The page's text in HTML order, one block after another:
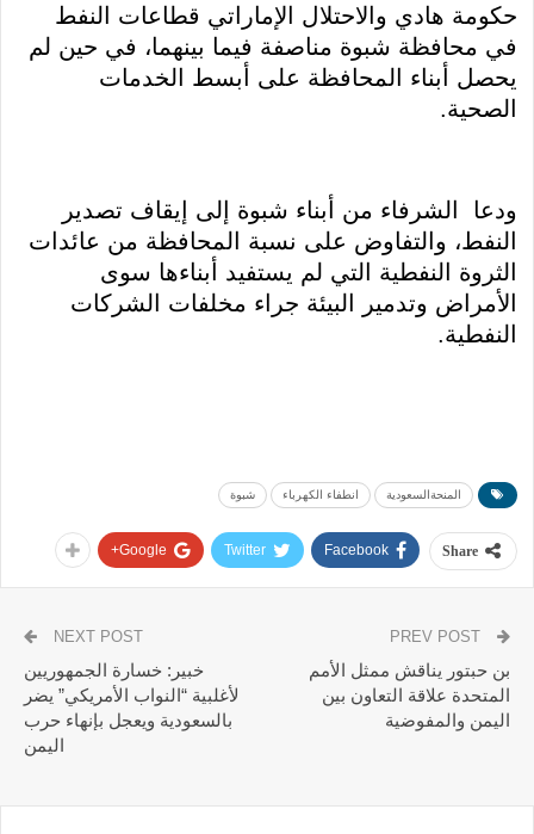
حكومة هادي والاحتلال الإماراتي قطاعات النفط
في محافظة شبوة مناصفة فيما بينهما، في حين لم
يحصل أبناء المحافظة على أبسط الخدمات
الصحية.
ودعا الشرفاء من أبناء شبوة إلى إيقاف تصدير
النفط، والتفاوض على نسبة المحافظة من عائدات
الثروة النفطية التي لم يستفيد أبناءها سوى
الأمراض وتدمير البيئة جراء مخلفات الشركات
النفطية.
المنحةالسعودية انطفاء الكهرباء شبوة
Share
Facebook
Twitter
Google+
بن حبتور يناقش ممثل الأمم
المتحدة علاقة التعاون بين
اليمن والمفوضية
NEXT POST
خبير: خسارة الجمهوريين
لأغلبية “النواب الأمريكي” يضر
بالسعودية ويعجل بإنهاء حرب
اليمن